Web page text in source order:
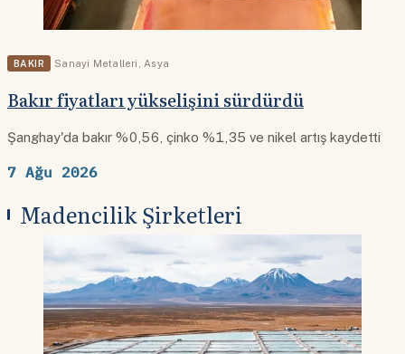
BAKIR Sanayi Metalleri Asya
Bakır fiyatları yükselişini sürdürdü
Şanghay'da bakır %0,56, çinko %1,35 ve nikel artış kaydetti
7 Ağu 2026
Madencilik Şirketleri